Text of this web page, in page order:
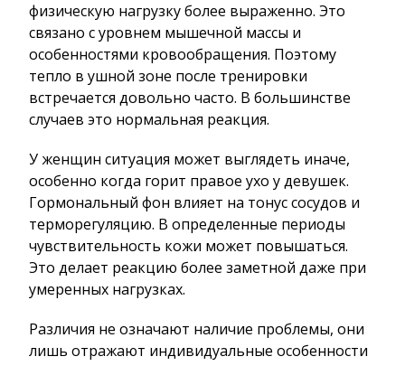
физическую нагрузку более выраженно. Это
связано с уровнем мышечной массы и
особенностями кровообращения. Поэтому
тепло в ушной зоне после тренировки
встречается довольно часто. В большинстве
случаев это нормальная реакция.
У женщин ситуация может выглядеть иначе,
особенно когда горит правое ухо у девушек.
Гормональный фон влияет на тонус сосудов и
терморегуляцию. В определенные периоды
чувствительность кожи может повышаться.
Это делает реакцию более заметной даже при
умеренных нагрузках.
Различия не означают наличие проблемы, они
лишь отражают индивидуальные особенности